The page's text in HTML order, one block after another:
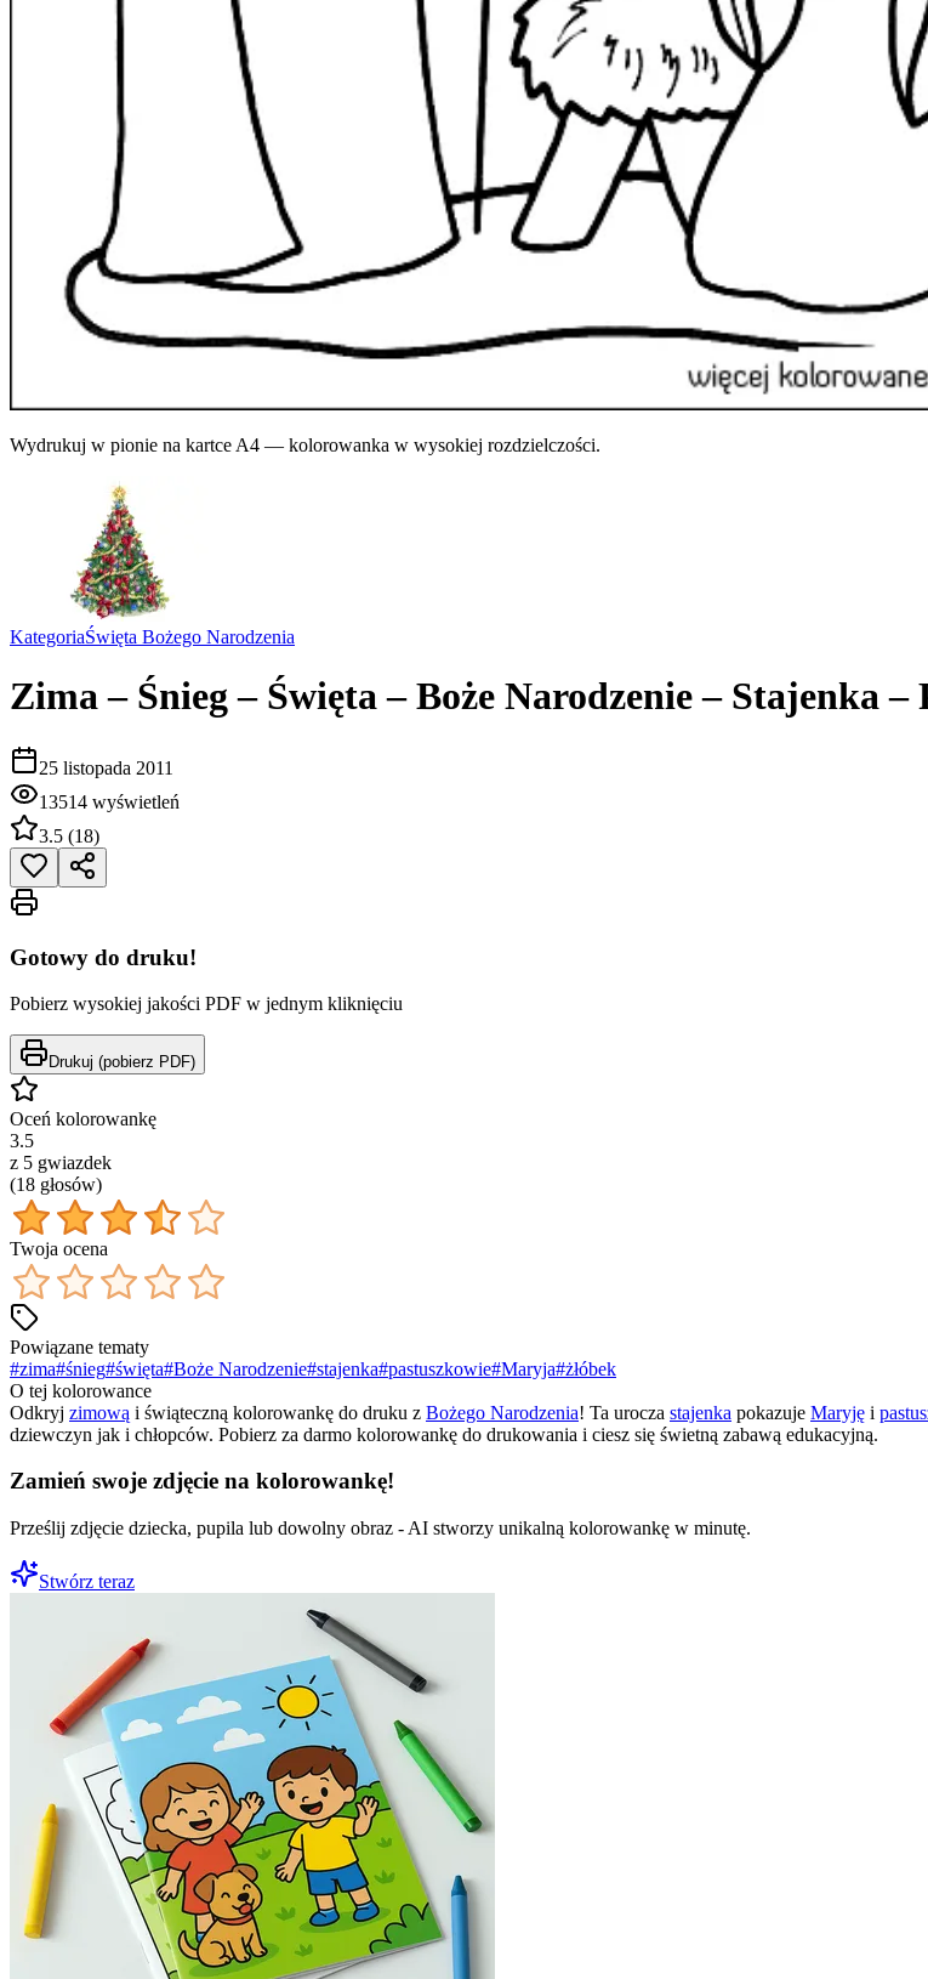
Wydrukuj w pionie na kartce A4 — kolorowanka w wysokiej rozdzielczości.
KategoriaŚwięta Bożego Narodzenia
Zima – Śnieg – Święta – Boże Narodzenie – Stajenka
25 listopada 2011
13514 wyświetleń
3.5 (18)
Gotowy do druku!
Pobierz wysokiej jakości PDF w jednym kliknięciu
Drukuj (pobierz PDF)
Oceń kolorowankę
3.5
z 5 gwiazdek
(18 głosów)
Twoja ocena
Powiązane tematy
#zima#śnieg#święta#Boże Narodzenie#stajenka#pastuszkowie#Maryja#żłóbek
O tej kolorowance
Odkryj zimową i świąteczną kolorowankę do druku z Bożego Narodzenia! Ta urocza stajenka pokazuje Maryję i
dziewczyn jak i chłopców. Pobierz za darmo kolorowankę do drukowania i ciesz się świetną zabawą edukacyjną.
Zamień swoje zdjęcie na kolorowankę!
Prześlij zdjęcie dziecka, pupila lub dowolny obraz - AI stworzy unikalną kolorowankę w minutę.
Stwórz teraz